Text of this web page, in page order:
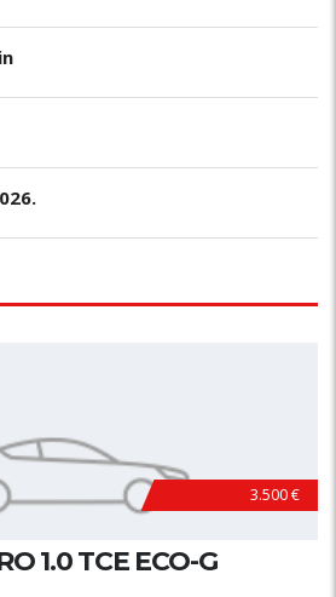
3.500 €
1.0 TCE ECO-G